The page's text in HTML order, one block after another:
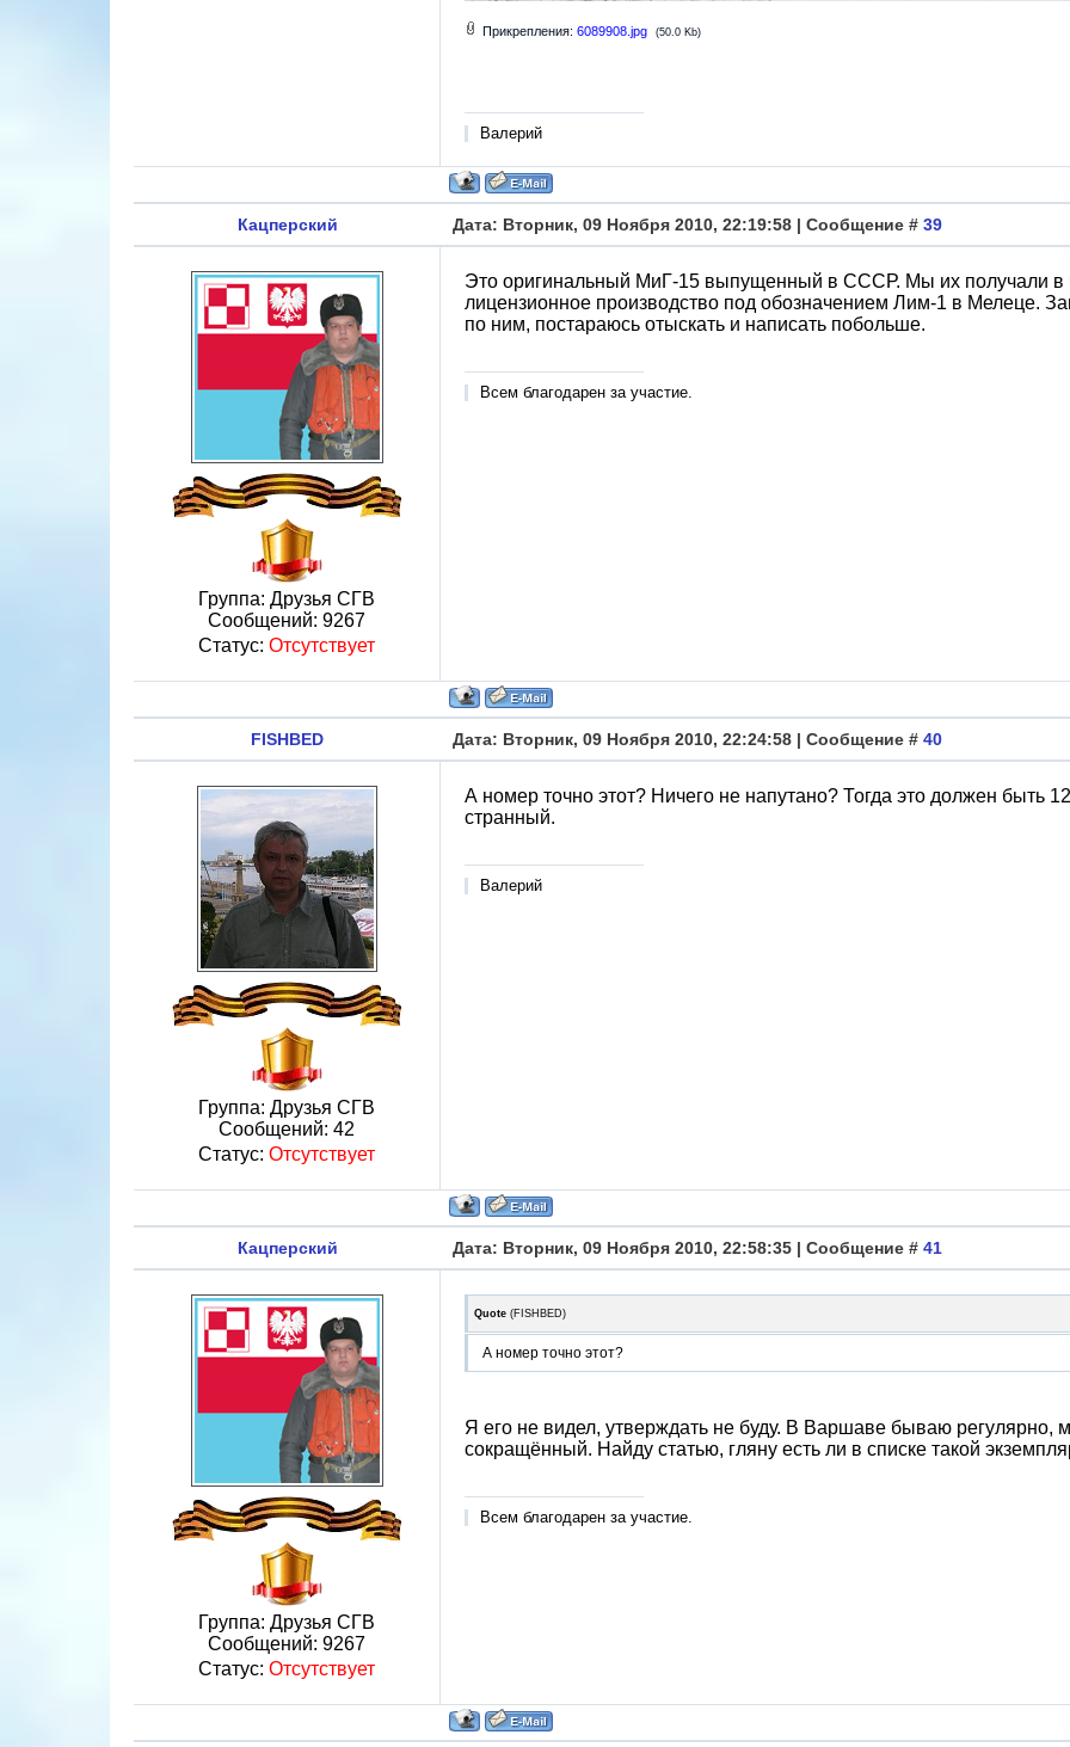
Прикрепления: 6089908.jpg (50.0 Kb)
Валерий
Кацперский Дата: Вторник, 09 Ноября 2010, 22:19:58 | Сообщение # 39
Группа: Друзья СГВ
Сообщений: 9267
Статус: Отсутствует
Это оригинальный МиГ-15 выпущенный в СССР. Мы их получали в
лицензионное производство под обозначением Лим-1 в Мелеце.
по ним, постараюсь отыскать и написать побольше.
Всем благодарен за участие.
FISHBED Дата: Вторник, 09 Ноября 2010, 22:24:58 | Сообщение # 40
Группа: Друзья СГВ
Сообщений: 42
Статус: Отсутствует
А номер точно этот? Ничего не напутано? Тогда это должен быть
странный.
Валерий
Кацперский Дата: Вторник, 09 Ноября 2010, 22:58:35 | Сообщение # 41
Группа: Друзья СГВ
Сообщений: 9267
Статус: Отсутствует
Quote (FISHBED)
А номер точно этот?
Я его не видел, утверждать не буду. В Варшаве бываю регулярно,
сокращённый. Найду статью, гляну есть ли в списке такой
Всем благодарен за участие.